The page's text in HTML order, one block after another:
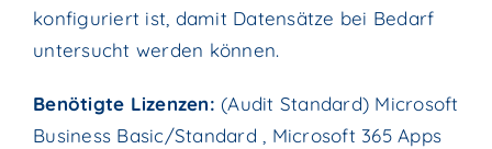
konfiguriert ist, damit Datensätze bei Bedarf
untersucht werden können.
Benötigte Lizenzen: (Audit Standard) Microsoft
Business Basic/Standard , Microsoft 365 Apps